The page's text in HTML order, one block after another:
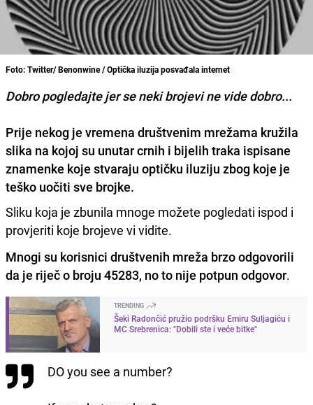
Foto: Twitter/ Benonwine / Optička iluzija posvađala internet
Dobro pogledajte jer se neki brojevi ne vide dobro...
Prije nekog je vremena društvenim mrežama kružila
slika na kojoj su unutar crnih i bijelih traka ispisane
znamenke koje stvaraju optičku iluziju zbog koje je
teško uočiti sve brojke.
Sliku koja je zbunila mnoge možete pogledati ispod i
provjeriti koje brojeve vi vidite.
Mnogi su korisnici društvenih mreža brzo odgovorili
da je riječ o broju 45283, no to nije potpun odgovor.
TRENDING
Šeki Radončić pružio podršku Emiru Suljagiću i
MC Srebrenica: "Dobili ste i veće bitke"
DO you see a number?